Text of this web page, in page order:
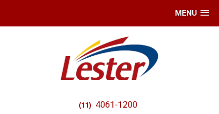
MENU
(11) 4061-1200